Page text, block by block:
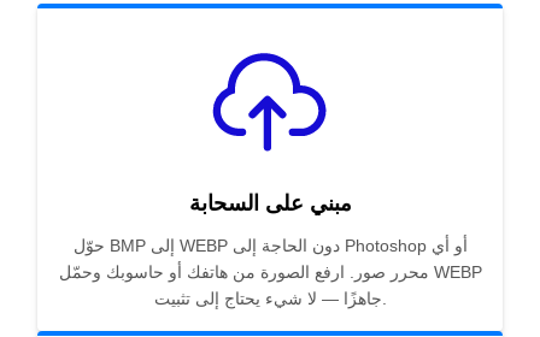
مبني على السحابة
حوّل BMP إلى WEBP دون الحاجة إلى Photoshop أو أي
محرر صور. ارفع الصورة من هاتفك أو حاسوبك وحمّل WEBP
جاهزًا — لا شيء يحتاج إلى تثبيت.